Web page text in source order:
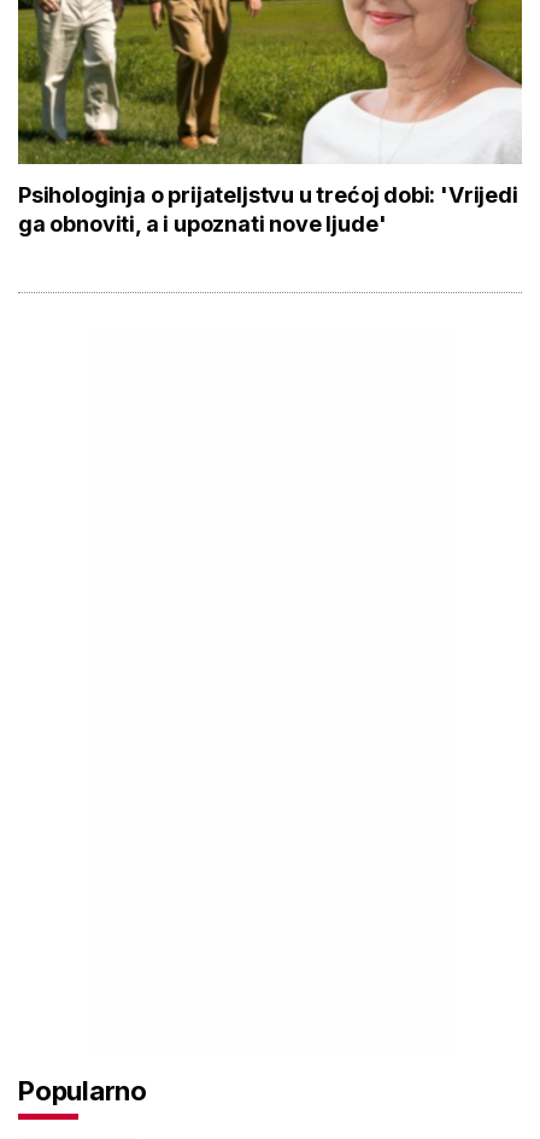
Psihologinja o prijateljstvu u trećoj dobi: 'Vrijedi
ga obnoviti, a i upoznati nove ljude'
Popularno